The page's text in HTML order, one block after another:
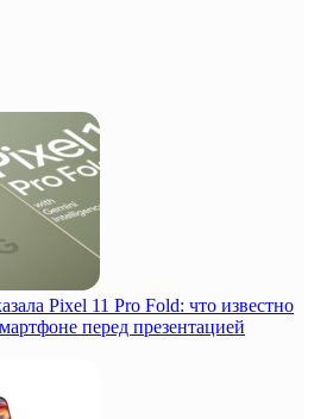
Pixel 11 Pro Fold: что известно
перед презентацией